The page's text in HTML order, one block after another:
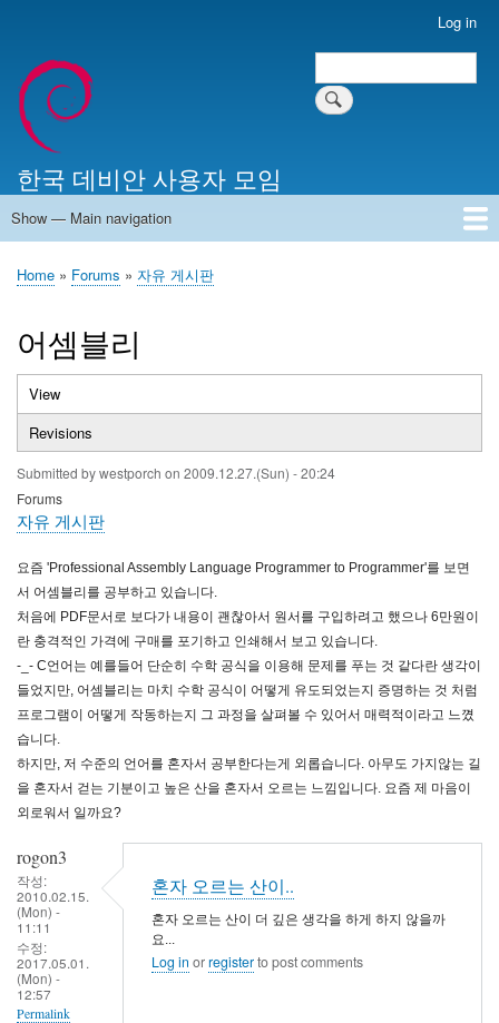
account
menu
Log in
Search
한국 데비안 사용자 모임
Main
Show — Main navigation
Home
알리는 말씀
최근 게시물
위키 문서
미러 서버
Breadcrumb
Home Forums 자유 게시판
어셈블리
Primary
tabs
View
tab)
Revisions
Submitted bywestporch on 2009.12.27.(Sun) - 20:24
Forums
자유 게시판
요즘 'Professional Assembly Language Programmer to Programmer'를 보면
서 어셈블리를 공부하고 있습니다.
처음에 PDF문서로 보다가 내용이 괜찮아서 원서를 구입하려고 했으나 6만원이
란 충격적인 가격에 구매를 포기하고 인쇄해서 보고 있습니다.
-_- C언어는 예를들어 단순히 수학 공식을 이용해 문제를 푸는 것 같다란 생각이
들었지만, 어셈블리는 마치 수학 공식이 어떻게 유도되었는지 증명하는 것 처럼
프로그램이 어떻게 작동하는지 그 과정을 살펴볼 수 있어서 매력적이라고 느꼈
습니다.
하지만, 저 수준의 언어를 혼자서 공부한다는게 외롭습니다. 아무도 가지않는 길
을 혼자서 걷는 기분이고 높은 산을 혼자서 오르는 느낌입니다. 요즘 제 마음이
외로워서 일까요?
rogon3
작성:
2010.02.15.
(Mon) -
11:11
수정:
2017.05.01.
(Mon) -
12:57
Permalink
혼자 오르는 산이..
혼자 오르는 산이 더 깊은 생각을 하게 하지 않을까
요...
Log in orregisterto post comments